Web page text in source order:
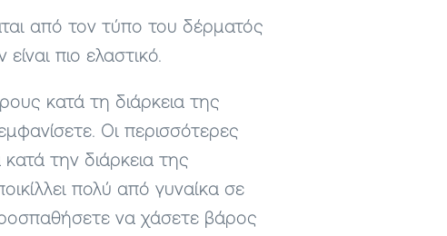
από τον τύπο του δέρματός
πιο ελαστικό.
κατά τη διάρκεια της
Οι περισσότερες
την διάρκεια της
πολύ από γυναίκα σε
να χάσετε βάρος